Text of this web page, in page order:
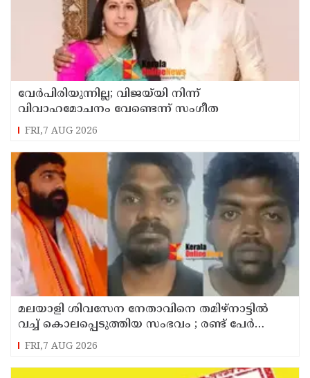
വേർപിരിയുന്നില്ല; വിജയ്‍യി നിന്ന്
വിവാഹമോചനം വേണ്ടെന്ന് സംഗീത
FRI,7 AUG 2026
മലയാളി ശിവസേന നേതാവിനെ തമിഴ്നാട്ടിൽ
വച്ച് കൊലപ്പെടുത്തിയ സംഭവം ; രണ്ട് പേർ
പിടിയിൽ
FRI,7 AUG 2026